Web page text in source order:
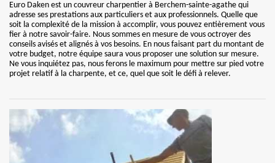
Euro Daken est un couvreur charpentier à Berchem-sainte-agathe qui
adresse ses prestations aux particuliers et aux professionnels. Quelle que
soit la complexité de la mission à accomplir, vous pouvez entièrement vous
fier à notre savoir-faire. Nous sommes en mesure de vous octroyer des
conseils avisés et alignés à vos besoins. En nous faisant part du montant de
votre budget, notre équipe saura vous proposer une solution sur mesure.
Ne vous inquiétez pas, nous ferons le maximum pour mettre sur pied votre
projet relatif à la charpente, et ce, quel que soit le défi à relever.